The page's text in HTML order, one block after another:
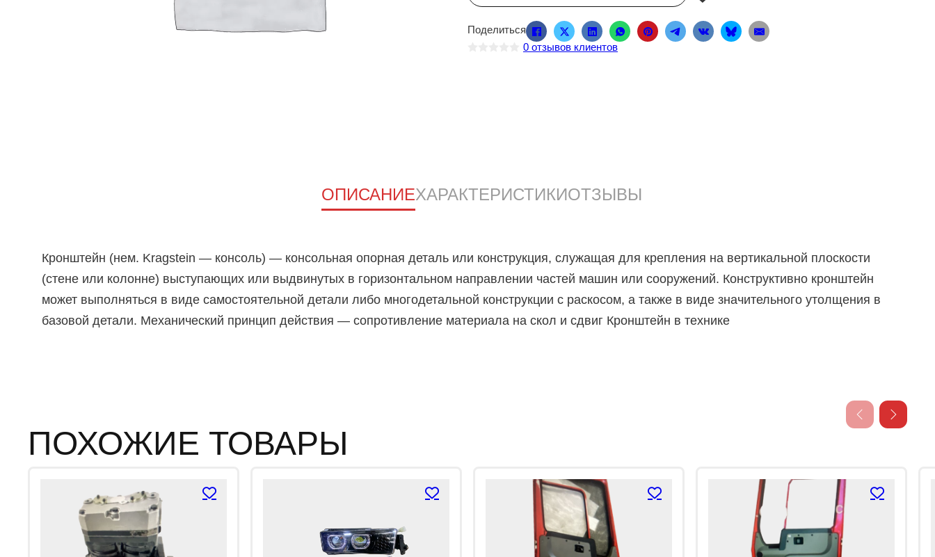
Поделиться
0 отзывов клиентов
ОПИСАНИЕХАРАКТЕРИСТИКИОТЗЫВЫ
Кронштейн (нем. Kragstein — консоль) — консольная опорная деталь или конструкция, служащая для крепления на вертикальной плоскости
(стене или колонне) выступающих или выдвинутых в горизонтальном направлении частей машин или сооружений. Конструктивно кронштейн
может выполняться в виде самостоятельной детали либо многодетальной конструкции с раскосом, а также в виде значительного утолщения в
базовой детали. Механический принцип действия — сопротивление материала на скол и сдвиг Кронштейн в технике
ПОХОЖИЕ ТОВАРЫ